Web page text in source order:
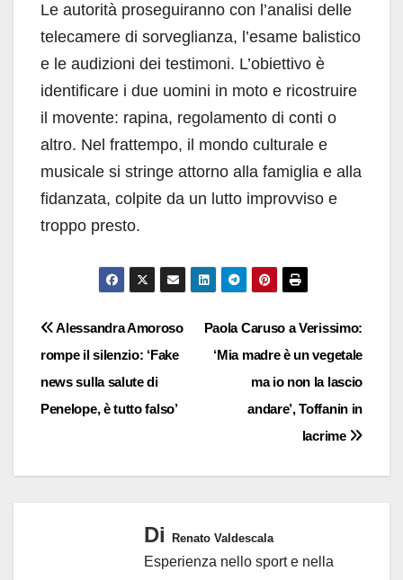
Le autorità proseguiranno con l’analisi delle
telecamere di sorveglianza, l’esame balistico
e le audizioni dei testimoni. L’obiettivo è
identificare i due uomini in moto e ricostruire
il movente: rapina, regolamento di conti o
altro. Nel frattempo, il mondo culturale e
musicale si stringe attorno alla famiglia e alla
fidanzata, colpite da un lutto improvviso e
troppo presto.
Navigazione
articoli
Paola Caruso a Verissimo:
‘Mia madre è un vegetale
ma io non la lascio
andare’, Toffanin in
lacrime
Alessandra Amoroso
rompe il silenzio: ‘Fake
news sulla salute di
Penelope, è tutto falso’
Di Renato Valdescala
Esperienza nello sport e nella